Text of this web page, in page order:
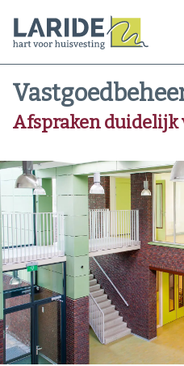
Afspraken duidelijk